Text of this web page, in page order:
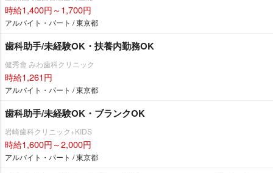
時給1,400円～1,700円
アルバイト・パート / 東京都
歯科助手/未経験OK・扶養内勤務OK
健秀會 みわ歯科クリニック
時給1,261円
アルバイト・パート / 東京都
歯科助手/未経験OK・ブランクOK
崎歯科クリニック+KIDS
時給1,600円～2,000円
アルバイト・パート / 東京都